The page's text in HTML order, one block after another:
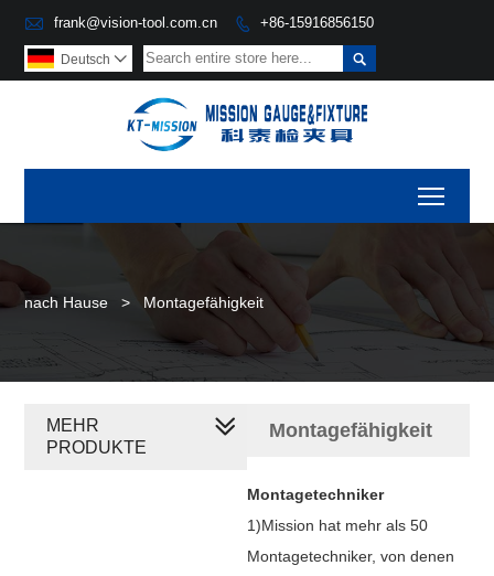
 frank@vision-tool.com.cn  +86-15916856150

Deutsch 
nach Hause > Montagefähigkeit
Montagefähigkeit
Montagetechniker
1)Mission hat mehr als 50
Montagetechniker, von denen
MEHR
PRODUKTE